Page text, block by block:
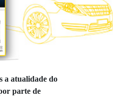
a atualidade do
parte de